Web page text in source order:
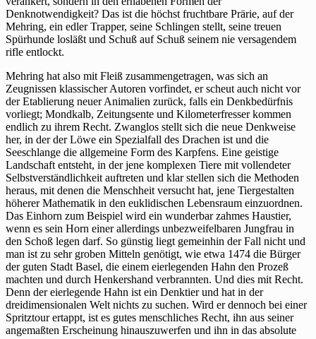
Denknotwendigkeit? Das ist die höchst fruchtbare Prärie, auf der
Mehring, ein edler Trapper, seine Schlingen stellt, seine treuen
Spürhunde losläßt und Schuß auf Schuß seinem nie versagendem
rifle entlockt.
Mehring hat also mit Fleiß zusammengetragen, was sich an
Zeugnissen klassischer Autoren vorfindet, er scheut auch nicht vor
der Etablierung neuer Animalien zurück, falls ein Denkbedürfnis
vorliegt; Mondkalb, Zeitungsente und Kilometerfresser kommen
endlich zu ihrem Recht. Zwanglos stellt sich die neue Denkweise
her, in der der Löwe ein Spezialfall des Drachen ist und die
Seeschlange die allgemeine Form des Karpfens. Eine geistige
Landschaft entsteht, in der jene komplexen Tiere mit vollendeter
Selbstverständlichkeit auftreten und klar stellen sich die Methoden
heraus, mit denen die Menschheit versucht hat, jene Tiergestalten
höherer Mathematik in den euklidischen Lebensraum einzuordnen.
Das Einhorn zum Beispiel wird ein wunderbar zahmes Haustier,
wenn es sein Horn einer allerdings unbezweifelbaren Jungfrau in
den Schoß legen darf. So günstig liegt gemeinhin der Fall nicht und
man ist zu sehr groben Mitteln genötigt, wie etwa 1474 die Bürger
der guten Stadt Basel, die einem eierlegenden Hahn den Prozeß
machten und durch Henkershand verbrannten. Und dies mit Recht.
Denn der eierlegende Hahn ist ein Denktier und hat in der
dreidimensionalen Welt nichts zu suchen. Wird er dennoch bei einer
Spritztour ertappt, ist es gutes menschliches Recht, ihn aus seiner
angemaßten Erscheinung hinauszuwerfen und ihn in das absolute